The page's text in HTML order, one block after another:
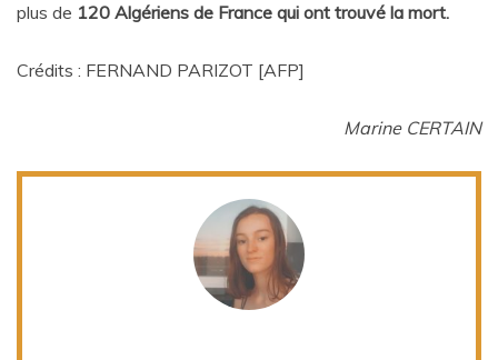
plus de 120 Algériens de France qui ont trouvé la mort.
Crédits : FERNAND PARIZOT [AFP]
Marine CERTAIN